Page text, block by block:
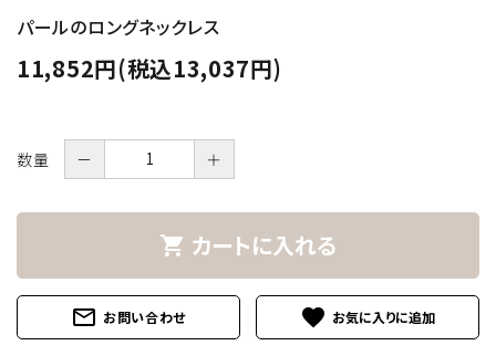
パールのロングネックレス
11,852円(税込13,037円)
数量 － ＋
shopping_cart カートに入れる
mail_outline お問い合わせ favorite